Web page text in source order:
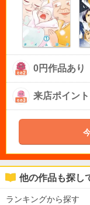
0円作品あり
来店ポイント
他の作品も探し
ランキングから探す